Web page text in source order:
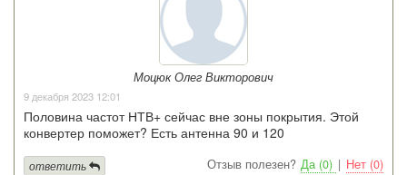
Моцюк Олег Викторович
9 декабря 2023 12:01
Половина частот НТВ+ сейчас вне зоны покрытия. Этой
конвертер поможет? Есть антенна 90 и 120
Отзыв полезен? Да (0) | Нет (0)
ответить